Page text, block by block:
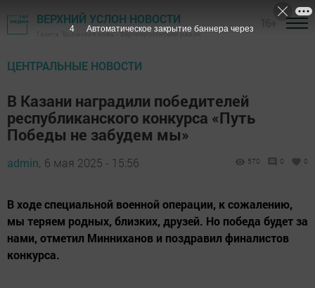
ВЕРХНИЙ УСЛОН НОВОСТИ
Газета "Волжская новь" - Верхнеуслонский район
ЦЕНТРАЛЬНЫЕ НОВОСТИ
В Казани наградили победителей
республиканского конкурса «Путь
Победы не забудем мы»
admin, 6 мая 2025 - 15:56 570 0 0
В ходе специальной военной операции, к сожалению,
мы теряем родных, близких, друзей. Но победа будет за
нами, отметил Минниханов и поздравил финалистов
конкурса.
3 Автоматическое закрытие баннера через